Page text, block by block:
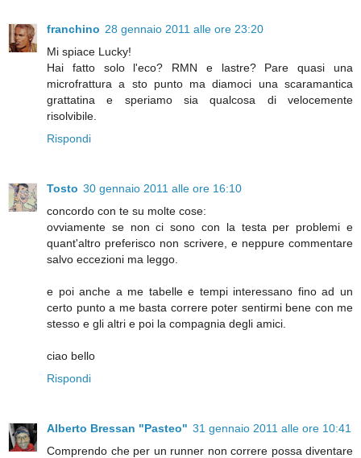
franchino 28 gennaio 2011 alle ore 23:20
Mi spiace Lucky!
Hai fatto solo l'eco? RMN e lastre? Pare quasi una
microfrattura a sto punto ma diamoci una scaramantica
grattatina e speriamo sia qualcosa di velocemente
risolvibile.
Rispondi
Tosto 30 gennaio 2011 alle ore 16:10
concordo con te su molte cose:
ovviamente se non ci sono con la testa per problemi e
quant'altro preferisco non scrivere, e neppure commentare
salvo eccezioni ma leggo.
e poi anche a me tabelle e tempi interessano fino ad un
certo punto a me basta correre poter sentirmi bene con me
stesso e gli altri e poi la compagnia degli amici.
ciao bello
Rispondi
Alberto Bressan "Pasteo" 31 gennaio 2011 alle ore 10:41
Comprendo che per un runner non correre possa diventare